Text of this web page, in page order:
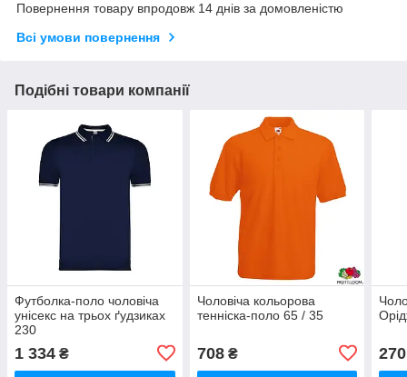
Повернення товару впродовж 14 днів за домовленістю
Всі умови повернення
Подібні товари компанії
Футболка-поло чоловіча
унісекс на трьох ґудзиках
230
1 334 ₴
Чоловіча кольорова
тенніска-поло 65 / 35
708₴ 270